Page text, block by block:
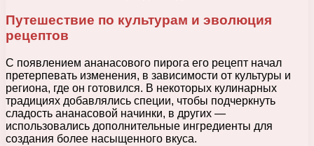
Путешествие по культурам и эволюция
рецептов
С появлением ананасового пирога его рецепт начал
претерпевать изменения, в зависимости от культуры и
региона, где он готовился. В некоторых кулинарных
традициях добавлялись специи, чтобы подчеркнуть
сладость ананасовой начинки, в других —
использовались дополнительные ингредиенты для
создания более насыщенного вкуса.